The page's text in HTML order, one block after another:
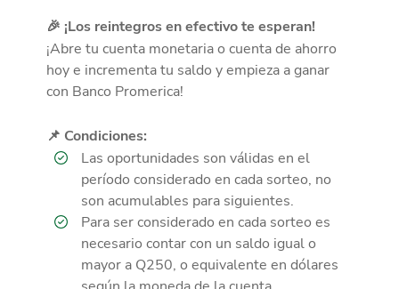
🎉 ¡Los reintegros en efectivo te esperan!
¡Abre tu cuenta monetaria o cuenta de ahorro
hoy e incrementa tu saldo y empieza a ganar
con Banco Promerica!
📌 Condiciones:
Las oportunidades son válidas en el
período considerado en cada sorteo, no
son acumulables para siguientes.
Para ser considerado en cada sorteo es
necesario contar con un saldo igual o
mayor a Q250, o equivalente en dólares